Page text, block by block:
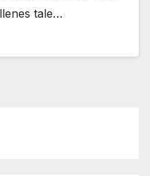
tale…